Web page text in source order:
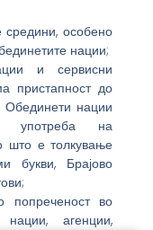
средини, особено
нации;
и сервисни
пристапност до
Обединети нации
употреба на
што е толкување
букви, Брајово
попреченост во
агенции,